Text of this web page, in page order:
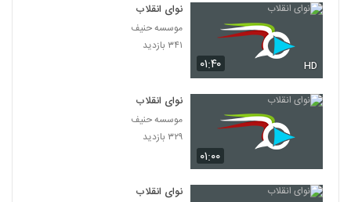
۰۱:۴۰ HD
نوای انقلاب
موسسه حنیف
۳۴۱ بازدید
۰۱:۰۰
نوای انقلاب
موسسه حنیف
۳۲۹ بازدید
نوای انقلاب